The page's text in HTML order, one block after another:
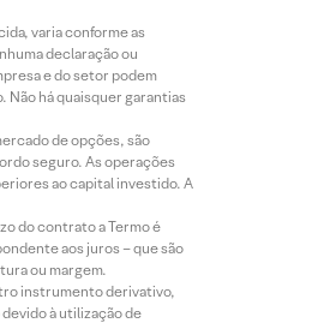
varia conforme as
declaração ou
e do setor podem
Não há quaisquer garantias
de opções, são
seguro. As operações
ao capital investido. A
do contrato a Termo é
aos juros – que são
ou margem.
instrumento derivativo,
à utilização de